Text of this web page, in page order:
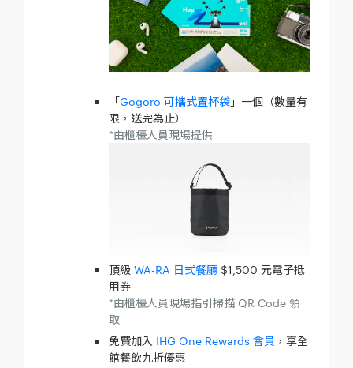
「Gogoro 可攜式置杯袋 」一個（數量有
限，送完為止）
*由櫃檯人員現場提供
頂級 WA-RA 日式餐廳 $1,500 元電子抵
用券
*由櫃檯人員現場指引掃描 QR Code 領
取
免費加入 IHG One Rewards 會員 ，享全
館餐飲九折優惠